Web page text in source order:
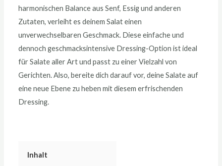
harmonischen Balance aus Senf, Essig und anderen
Zutaten, verleiht es deinem Salat einen
unverwechselbaren Geschmack. Diese einfache und
dennoch geschmacksintensive Dressing-Option ist ideal
für Salate aller Art und passt zu einer Vielzahl von
Gerichten. Also, bereite dich darauf vor, deine Salate auf
eine neue Ebene zu heben mit diesem erfrischenden
Dressing.
Inhalt